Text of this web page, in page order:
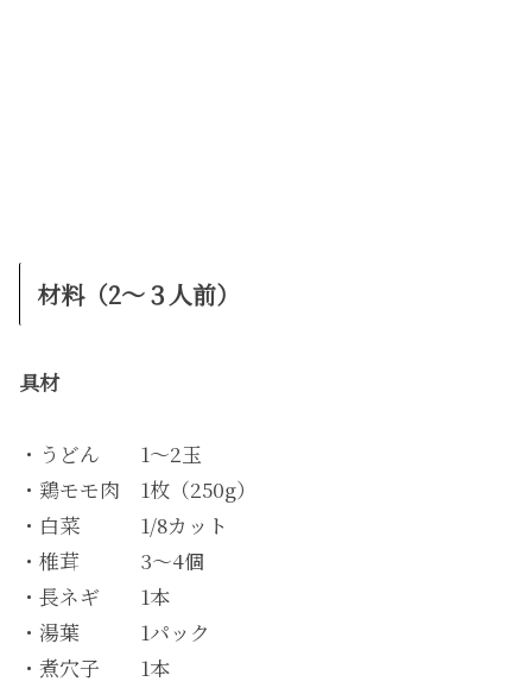
材料（2〜３人前）
具材
・うどん 1〜2玉
・鶏モモ肉 1枚（250g）
・白菜 1/8カット
・椎茸 3〜4個
・長ネギ 1本
・湯葉 1パック
・煮穴子 1本